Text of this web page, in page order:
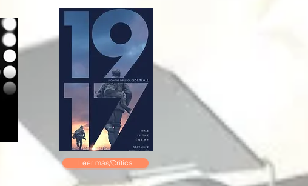
Leer más/Crítica